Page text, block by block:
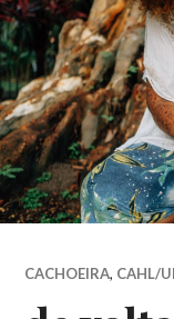
CACHOEIRA, CAHL/